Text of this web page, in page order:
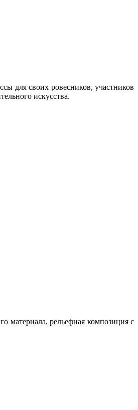
для своих ровесников, участников
искусства.
материала, рельефная композиция с